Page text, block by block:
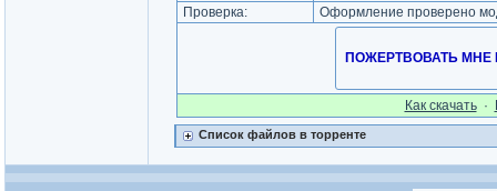
Проверка:
Оформление проверено
ПОЖЕРТВОВАТЬ МНЕ
Как cкачать·
Список файлов в торренте